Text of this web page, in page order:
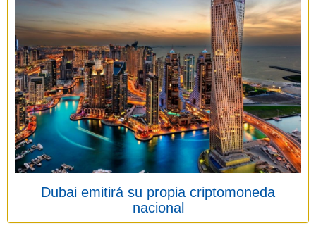
Dubai emitirá su propia criptomoneda
nacional